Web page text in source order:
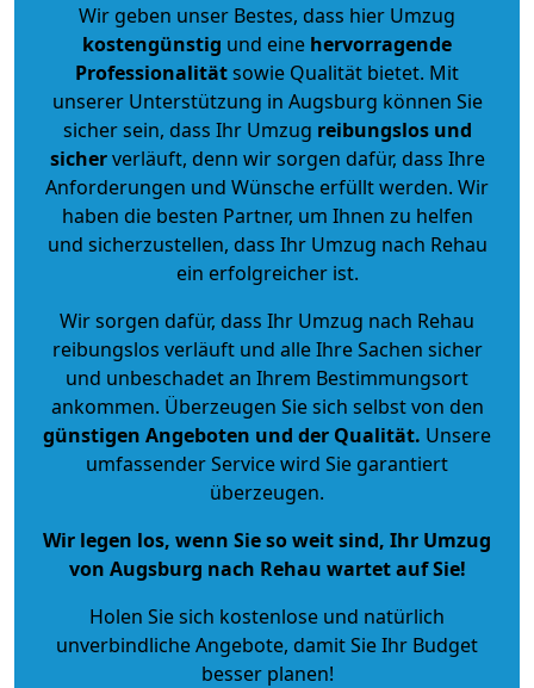
Wir geben unser Bestes, dass hier Umzug
kostengünstig und eine hervorragende
Professionalitätsowie Qualität bietet. Mit
unserer Unterstützung in Augsburg können Sie
sicher sein, dass Ihr Umzug reibungslos und
sicherverläuft, denn wir sorgen dafür, dass Ihre
Anforderungen und Wünsche erfüllt werden. Wir
haben die besten Partner, um Ihnen zu helfen
und sicherzustellen, dass Ihr Umzug nach Rehau
ein erfolgreicher ist.
Wir sorgen dafür, dass Ihr Umzug nach Rehau
reibungslos verläuft und alle Ihre Sachen sicher
und unbeschadet an Ihrem Bestimmungsort
ankommen. Überzeugen Sie sich selbst von den
günstigen Angeboten und der Qualität. Unsere
umfassender Service wird Sie garantiert
überzeugen.
Wir legen los, wenn Sie so weit sind, Ihr Umzug
von Augsburg nach Rehau wartet auf Sie!
Holen Sie sich kostenlose und natürlich
unverbindliche Angebote, damit Sie Ihr Budget
besser planen!